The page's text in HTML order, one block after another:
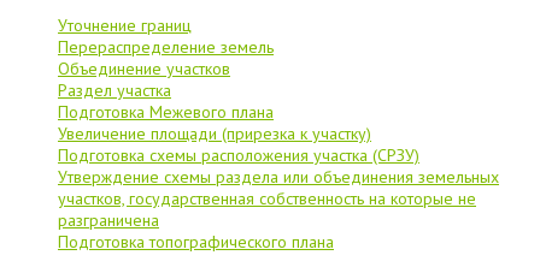
Уточнение границ
Перераспределение земель
Объединение участков
Раздел участка
Подготовка Межевого плана
Увеличение площади (прирезка к участку)
Подготовка схемы расположения участка (СРЗУ)
Утверждение схемы раздела или объединения земельных
участков, государственная собственность на которые не
разграничена
Подготовка топографического плана